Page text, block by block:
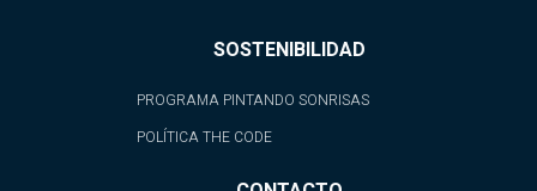
SOSTENIBILIDAD
PROGRAMA PINTANDO SONRISAS
POLÍTICA THE CODE